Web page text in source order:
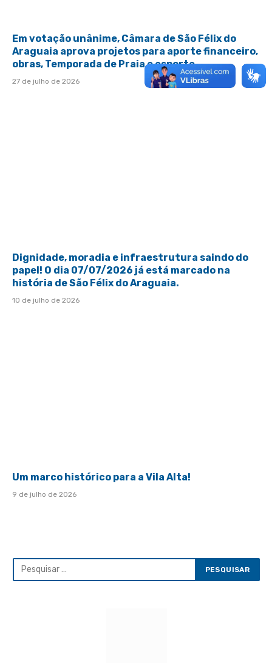
Em votação unânime, Câmara de São Félix do
Araguaia aprova projetos para aporte financeiro,
obras, Temporada de Praia e esporte
27 de julho de 2026
Dignidade, moradia e infraestrutura saindo do
papel! O dia 07/07/2026 já está marcado na
história de São Félix do Araguaia.
10 de julho de 2026
Um marco histórico para a Vila Alta!
9 de julho de 2026